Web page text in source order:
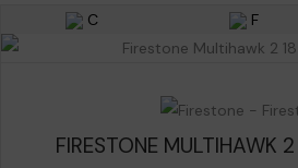
C F
FIRESTONE MULTIHAWK